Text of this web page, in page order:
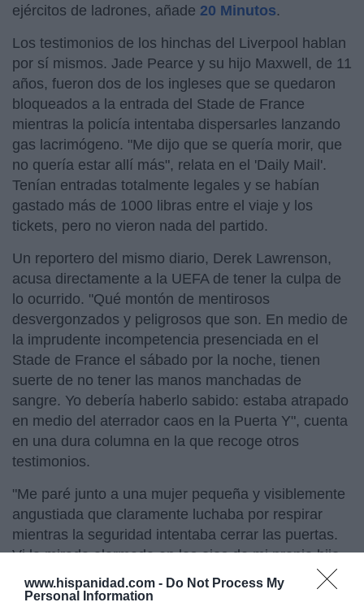
www.hispanidad.com - Do Not Process My
Personal Information
ejércitos de ladrones, añade 20 Minutos.
Los testimonios de los hinchas del Liverpool hablan
por sí mismos. Jade Pearce y su hijo Maxwell, de 11
años, fueron dos de los ingleses que se quedaron
bloqueados a la entrada del Stade de France
mientras la policía intentaba dispersarles lanzando
gas lacrimógeno. "Me dijo que se quería morir, que
no quería estar allí más", relata en el 'Daily Mail'.
Tenían entradas totalmente legales y se habían
gastado más de 1000 libras entre el viaje y los
tickets, pero no vieron nada del partido.
Un reportero del mismo diario, Derek Lawrenson,
acusa directamente a la UEFA de tener la culpa de
lo ocurrido. "Qué montón de mentirosos
desvergonzados y peligrosos que son. En medio de
la imprudente incompetencia presenciada en el
Stade de France el sábado por la noche, tienen
suerte de no tener las manos manchadas de
sangre. Yo debería haberlo sabido: estaba atrapado
en medio del aterrador caos en la Puerta Y", cuenta
en una dura columna en la que recoge otros
testimonios.
"Me paré junto a una mujer pequeña y visiblemente
angustiada que claramente luchaba por respirar
mientras la seguridad intentaba cerrar las puertas.
Vi la mirada alarmada en los ojos de mi propio hijo
Conor, que mide 6 pies 4 pulgadas (más de 1'90
metros) y es un fanático del ejercicio físico, a